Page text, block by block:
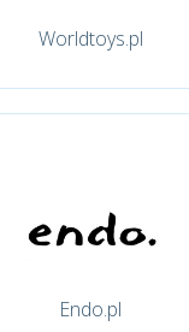
Worldtoys.pl
Endo.pl